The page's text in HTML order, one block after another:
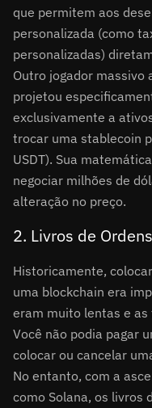
que permitem aos
personalizada (como
personalizadas)
Outro jogador massivo
projetou
exclusivamente a
trocar uma stablecoin
USDT). Sua
negociar milhões de
alteração no preço.
2. Livros de
Historicamente,
uma blockchain era
eram muito lentas e
Você não podia pagar
colocar ou cancelar
No entanto, com a
como Solana, os livros